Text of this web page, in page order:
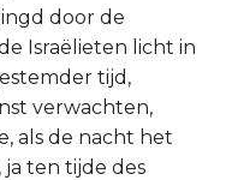
door de
Israëlieten licht in
tijd,
verwachten,
als de nacht het
ja ten tijde des